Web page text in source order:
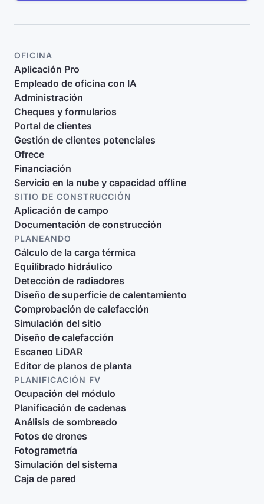
OFICINA
Aplicación Pro
Empleado de oficina con IA
Administración
Cheques y formularios
Portal de clientes
Gestión de clientes potenciales
Ofrece
Financiación
Servicio en la nube y capacidad offline
SITIO DE CONSTRUCCIÓN
Aplicación de campo
Documentación de construcción
PLANEANDO
Cálculo de la carga térmica
Equilibrado hidráulico
Detección de radiadores
Diseño de superficie de calentamiento
Comprobación de calefacción
Simulación del sitio
Diseño de calefacción
Escaneo LiDAR
Editor de planos de planta
PLANIFICACIÓN FV
Ocupación del módulo
Planificación de cadenas
Análisis de sombreado
Fotos de drones
Fotogrametría
Simulación del sistema
Caja de pared